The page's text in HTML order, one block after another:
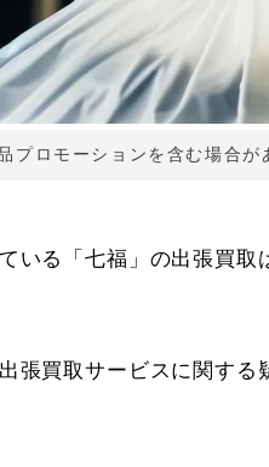
プロモーションを含む場合が
いる「七福」の出張買取
張買取サービスに関する